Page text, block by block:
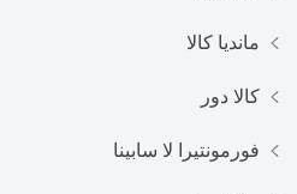
مانديا كالا
كالا دور
فورمونتيرا لا سابينا